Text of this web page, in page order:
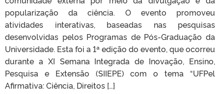
popularização da ciência. O evento promoveu
atividades interativas, baseadas nas pesquisas
desenvolvidas pelos Programas de Pós-Graduação da
Universidade. Esta foi a 1ª edição do evento, que ocorreu
durante a XI Semana Integrada de Inovação, Ensino,
Pesquisa e Extensão (SIIEPE) com o tema “UFPel
Afirmativa: Ciência, Direitos […]